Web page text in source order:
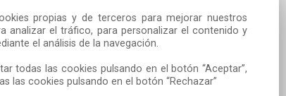
propias y de terceros para mejorar nuestros
analizar el tráfico, para personalizar el contenido y
el análisis de la navegación.
todas las cookies pulsando en el botón “Aceptar”,
las cookies pulsando en el botón “Rechazar”